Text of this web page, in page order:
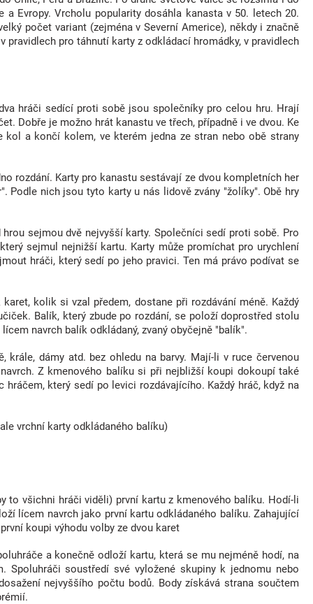
Evropy. Vrcholu popularity dosáhla kanasta v 50. letech 20.
počet variant (zejména v Severní Americe), někdy i značně
pro táhnutí karty z odkládací hromádky, v pravidlech
hráči sedící proti sobě jsou společníky pro celou hru. Hrají
Dobře je možno hrát kanastu ve třech, případně i ve dvou. Ke
a končí kolem, ve kterém jedna ze stran nebo obě strany
rozdání. Karty pro kanastu sestávají ze dvou kompletních her
nich jsou tyto karty u nás lidově zvány "žolíky". Obě hry
sejmou dvě nejvyšší karty. Společníci sedí proti sobě. Pro
sejmul nejnižší kartu. Karty může promíchat pro urychlení
hráči, který sedí po jeho pravici. Ten má právo podívat se
kolik si vzal předem, dostane při rozdávání méně. Každý
Balík, který zbude po rozdání, se položí doprostřed stolu
navrch balík odkládaný, zvaný obyčejně "balík".
dámy atd. bez ohledu na barvy. Mají-li v ruce červenou
Z kmenového balíku si při nejbližší koupi dokoupí také
který sedí po levici rozdávajícího. Každý hráč, když na
vrchní karty odkládaného balíku)
to všichni hráči viděli) první kartu z kmenového balíku. Hodí-li
lícem navrch jako první kartu odkládaného balíku. Zahajující
koupi výhodu volby ze dvou karet
a konečně odloží kartu, která se mu nejméně hodí, na
Spoluhráči soustředí své vyložené skupiny k jednomu nebo
nejvyššího počtu bodů. Body získává strana součtem